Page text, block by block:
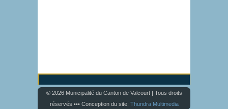
© 2026 Municipalité du Canton de Valcourt | Tous droits
réservés ••• Conception du site: Thundra Multimedia